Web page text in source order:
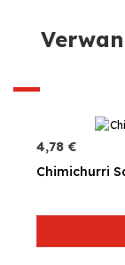
4,78 €
Chimichurri